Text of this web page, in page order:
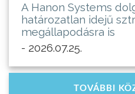
A Hanon Systems
határozatlan idejű
megállapodásra is
- 2026.07.25.
TOVÁBBI